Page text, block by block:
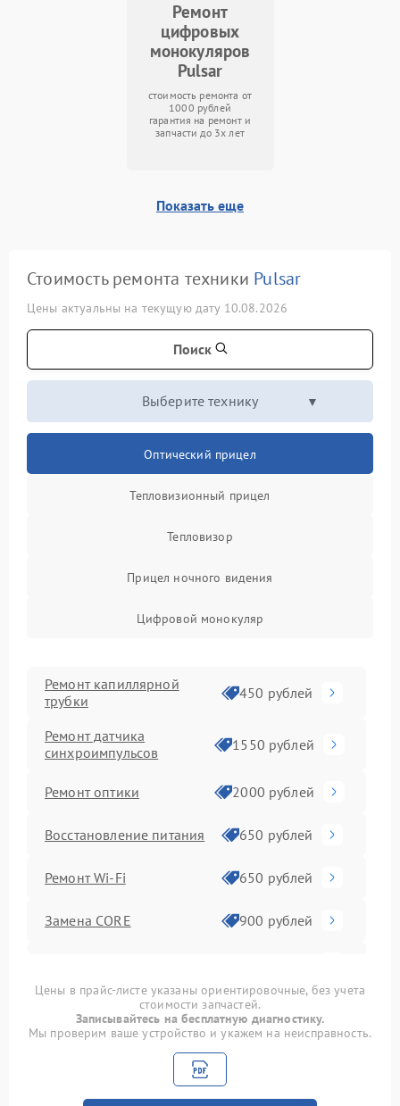
Ремонт
цифровых
монокуляров
Pulsar
стоимость ремонта от
1000 рублей
гарантия на ремонт и
запчасти до 3х лет
Показать еще
Стоимость ремонта техники Pulsar
Цены актуальны на текущую дату 10.08.2026
Поиск
Выберите технику
Оптический прицел
Тепловизионный прицел
Тепловизор
Прицел ночного видения
Цифровой монокуляр
Ремонт капиллярной
трубки
450 рублей
Ремонт датчика
синхроимпульсов
1550 рублей
Ремонт оптики 2000 рублей
Восстановление питания 650 рублей
Ремонт Wi-Fi 650 рублей
Замена CORE 900 рублей
Замена аккумулятора 590 рублей
Ремонт встроенного
дальнометра и других
Цены в прайс-листе указаны ориентировочные, без учета
стоимости запчастей.
Записывайтесь на бесплатную диагностику.
Мы проверим ваше устройство и укажем на неисправность.